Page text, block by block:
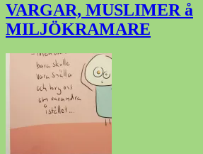
VARGAR, MUSLIMER å
MILJÖKRAMARE